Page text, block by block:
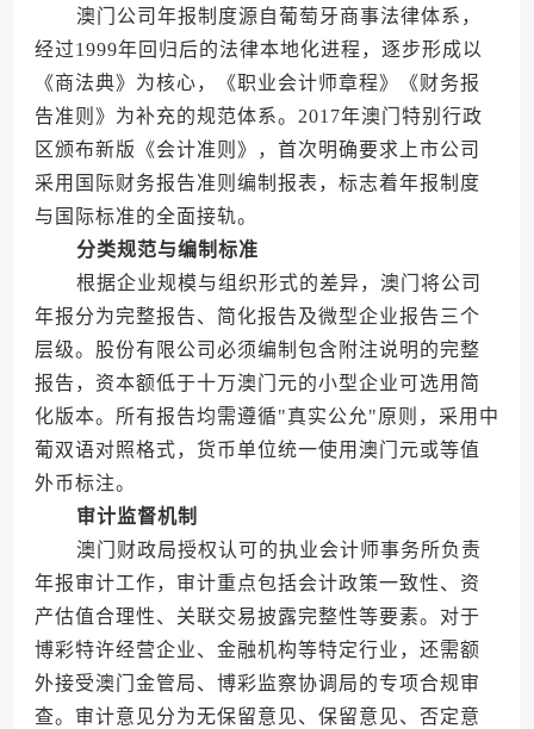
澳门公司年报制度源自葡萄牙商事法律体系，
经过1999年回归后的法律本地化进程，逐步形成以
《商法典》为核心，《职业会计师章程》《财务报
告准则》为补充的规范体系。2017年澳门特别行政
区颁布新版《会计准则》，首次明确要求上市公司
采用国际财务报告准则编制报表，标志着年报制度
与国际标准的全面接轨。
分类规范与编制标准
根据企业规模与组织形式的差异，澳门将公司
年报分为完整报告、简化报告及微型企业报告三个
层级。股份有限公司必须编制包含附注说明的完整
报告，资本额低于十万澳门元的小型企业可选用简
化版本。所有报告均需遵循"真实公允"原则，采用中
葡双语对照格式，货币单位统一使用澳门元或等值
外币标注。
审计监督机制
澳门财政局授权认可的执业会计师事务所负责
年报审计工作，审计重点包括会计政策一致性、资
产估值合理性、关联交易披露完整性等要素。对于
博彩特许经营企业、金融机构等特定行业，还需额
外接受澳门金管局、博彩监察协调局的专项合规审
查。审计意见分为无保留意见、保留意见、否定意